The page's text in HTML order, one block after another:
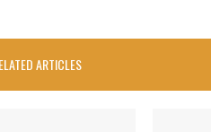
ARTICLES